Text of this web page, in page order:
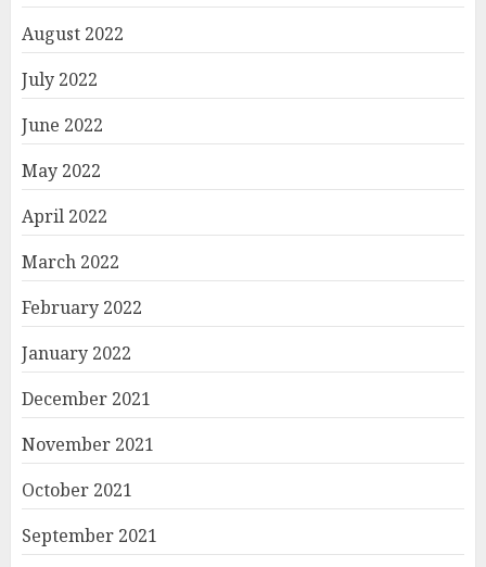
August 2022
July 2022
June 2022
May 2022
April 2022
March 2022
February 2022
January 2022
December 2021
November 2021
October 2021
September 2021